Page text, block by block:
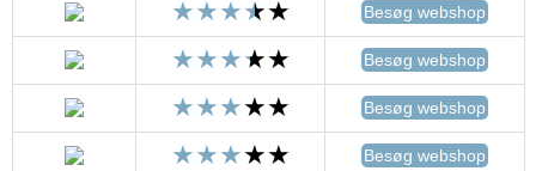
Besøg webshop
Besøg webshop
Besøg webshop
Besøg webshop